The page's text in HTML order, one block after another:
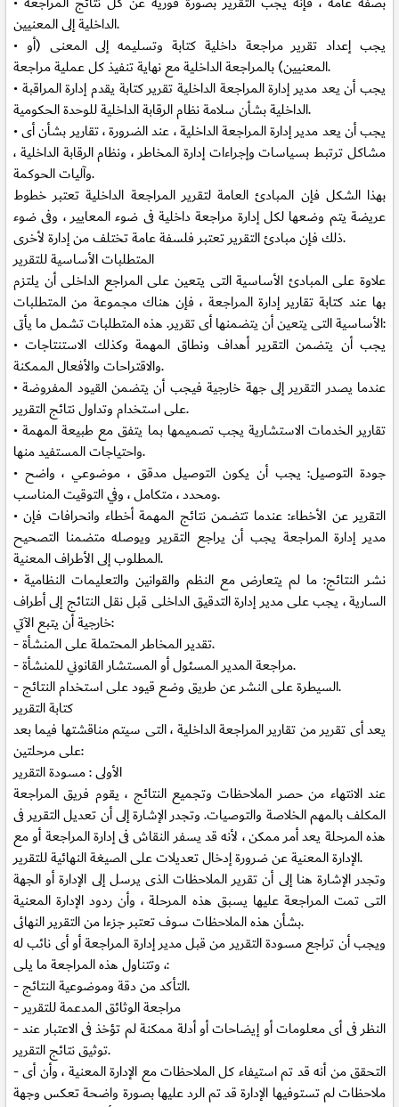
الداخلية إلى المعنيين.
• يجب إعداد تقرير مراجعة داخلية كتابة وتسليمه إلى المعنى (أو
المعنيين) بالمراجعة الداخلية مع نهاية تنفيذ كل عملية مراجعة.
• يجب أن يعد مدير إدارة المراجعة الداخلية تقرير كتابة يقدم إدارة المراقبة
الداخلية بشأن سلامة نظام الرقابة الداخلية للوحدة الحكومية.
• يجب أن يعد مدير إدارة المراجعة الداخلية ، عند الضرورة ، تقارير بشأن أى
مشاكل ترتبط بسياسات وإجراءات إدارة المخاطر ، ونظام الرقابة الداخلية ،
وآليات الحوكمة.
بهذا الشكل فإن المبادئ العامة لتقرير المراجعة الداخلية تعتبر خطوط
عريضة يتم وضعها لكل إدارة مراجعة داخلية فى ضوء المعايير ، وفى ضوء
ذلك فإن مبادئ التقرير تعتبر فلسفة عامة تختلف من إدارة لأخرى.
المتطلبات الأساسية للتقرير
علاوة على المبادئ الأساسية التى يتعين على المراجع الداخلى أن يلتزم
بها عند كتابة تقارير إدارة المراجعة ، فإن هناك مجموعة من المتطلبات
الأساسية التى يتعين أن يتضمنها أى تقرير. هذه المتطلبات تشمل ما يأتى:
• يجب أن يتضمن التقرير أهداف ونطاق المهمة وكذلك الاستنتاجات
والاقتراحات والأفعال الممكنة.
• عندما يصدر التقرير إلى جهة خارجية فيجب أن يتضمن القيود المفروضة
على استخدام وتداول نتائج التقرير.
• تقارير الخدمات الاستشارية يجب تصميمها بما يتفق مع طبيعة المهمة
واحتياجات المستفيد منها.
• جودة التوصيل: يجب أن يكون التوصيل مدقق ، موضوعي ، واضح
ومحدد ، متكامل ، وفي التوقيت المناسب.
• التقرير عن الأخطاء: عندما تتضمن نتائج المهمة أخطاء وانحرافات فإن
مدير إدارة المراجعة يجب أن يراجع التقرير ويوصله متضمنا التصحيح
المطلوب إلى الأطراف المعنية.
• نشر النتائج: ما لم يتعارض مع النظم والقوانين والتعليمات النظامية
السارية ، يجب على مدير إدارة التدقيق الداخلى قبل نقل النتائج إلى أطراف
خارجية أن يتبع الآتي:
- تقدير المخاطر المحتملة على المنشأة.
- مراجعة المدير المسئول أو المستشار القانوني للمنشأة.
- السيطرة على النشر عن طريق وضع قيود على استخدام النتائج.
كتابة التقرير
يعد أى تقرير من تقارير المراجعة الداخلية ، التى سيتم مناقشتها فيما بعد
على مرحلتين:
الأولى : مسودة التقرير
عند الانتهاء من حصر الملاحظات وتجميع النتائج ، يقوم فريق المراجعة
المكلف بالمهم الخلاصة والتوصيات. وتجدر الإشارة إلى أن تعديل التقرير فى
هذه المرحلة يعد أمر ممكن ، لأنه قد يسفر النقاش فى إدارة المراجعة أو مع
الإدارة المعنية عن ضرورة إدخال تعديلات على الصيغة النهائية للتقرير.
وتجدر الإشارة هنا إلى أن تقرير الملاحظات الذى يرسل إلى الإدارة أو الجهة
التى تمت المراجعة عليها يسبق هذه المرحلة ، وأن ردود الإدارة المعنية
بشأن هذه الملاحظات سوف تعتبر جزءا من التقرير النهائى.
ويجب أن تراجع مسودة التقرير من قبل مدير إدارة المراجعة أو أى نائب له
، وتتناول هذه المراجعة ما يلى:
- التأكد من دقة وموضوعية النتائج.
- مراجعة الوثائق المدعمة للتقرير
- النظر فى أى معلومات أو إيضاحات أو أدلة ممكنة لم تؤخذ فى الاعتبار عند
توثيق نتائج التقرير.
- التحقق من أنه قد تم استيفاء كل الملاحظات مع الإدارة المعنية ، وأن أى
ملاحظات لم تستوفيها الإدارة قد تم الرد عليها بصورة واضحة تعكس وجهة